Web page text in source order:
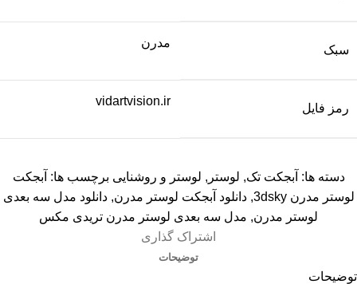
سبک
مدرن
رمز فایل
vidartvision.ir
دسته ها: آبجکت تک, لوستر , لوستر و روشنایی برچسب ها: آبجکت
لوستر مدرن 3dsky
, دانلود آبجکت لوستر مدرن, دانلود مدل سه بعدی
لوستر مدرن, مدل سه بعدی لوستر مدرن تریدی مکس
اشتراک گذاری
توضیحات
توضیحات